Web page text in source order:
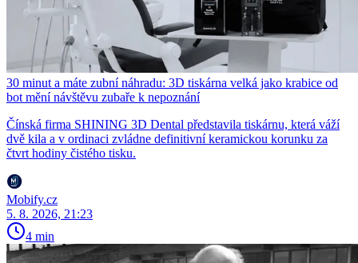
30 minut a máte zubní náhradu: 3D tiskárna velká jako krabice od
bot mění návštěvu zubaře k nepoznání
Čínská firma SHINING 3D Dental představila tiskárnu, která váží
dvě kila a v ordinaci zvládne definitivní keramickou korunku za
čtvrt hodiny čistého tisku.
Mobify.cz
5. 8. 2026, 21:23
4 min